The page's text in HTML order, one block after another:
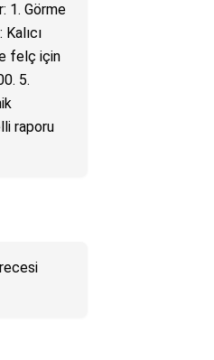
1. Görme
felç için
5.
raporu